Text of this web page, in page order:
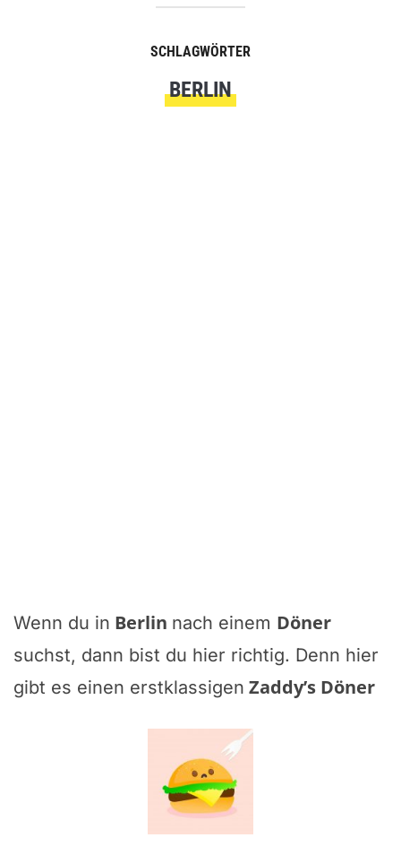
SCHLAGWÖRTER
BERLIN
Wenn du in Berlin nach einem Döner
suchst, dann bist du hier richtig. Denn hier
gibt es einen erstklassigen Zaddy’s Döner